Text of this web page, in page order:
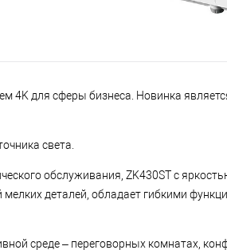
4K для сферы бизнеса. Новинка
света.
обслуживания, ZK430ST с
деталей, обладает гибкими
среде – переговорных комнатах,